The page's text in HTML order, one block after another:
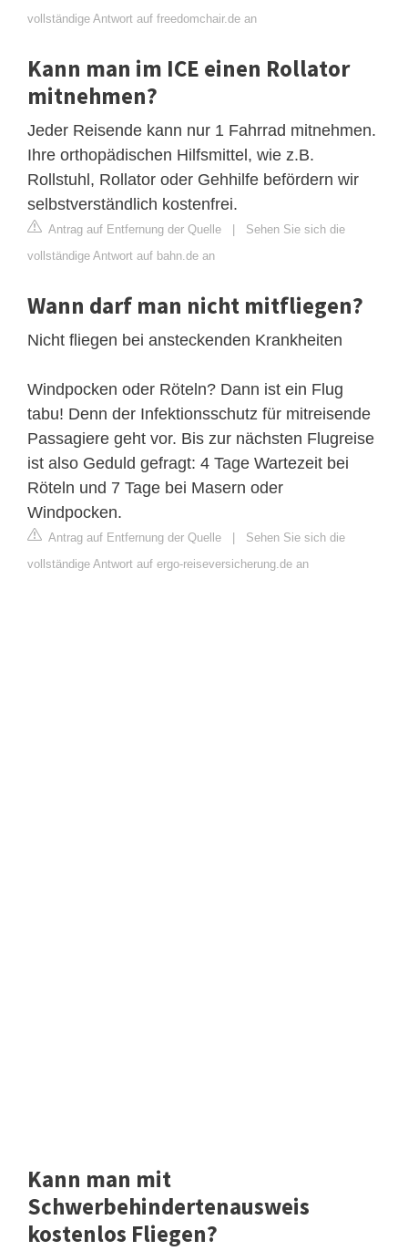
vollständige Antwort auf freedomchair.de an
Kann man im ICE einen Rollator
mitnehmen?
Jeder Reisende kann nur 1 Fahrrad mitnehmen.
Ihre orthopädischen Hilfsmittel, wie z.B.
Rollstuhl, Rollator oder Gehhilfe befördern wir
selbstverständlich kostenfrei.
Antrag auf Entfernung der Quelle | Sehen Sie sich die
vollständige Antwort auf bahn.de an
Wann darf man nicht mitfliegen?
Nicht fliegen bei ansteckenden Krankheiten
Windpocken oder Röteln? Dann ist ein Flug
tabu! Denn der Infektionsschutz für mitreisende
Passagiere geht vor. Bis zur nächsten Flugreise
ist also Geduld gefragt: 4 Tage Wartezeit bei
Röteln und 7 Tage bei Masern oder
Windpocken.
Antrag auf Entfernung der Quelle | Sehen Sie sich die
vollständige Antwort auf ergo-reiseversicherung.de an
Kann man mit
Schwerbehindertenausweis
kostenlos Fliegen?